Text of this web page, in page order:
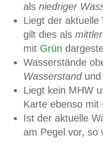
als niedriger
Liegt der
gilt dies als
mit Grün
Wasserstände
Wasserstandund
Liegt kein MHW
Karte ebenso mit
Ist der aktuelle
am Pegel vor,